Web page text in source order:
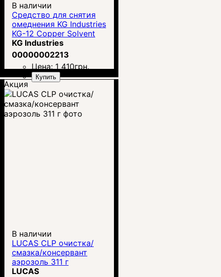
В наличии
Средство для снятия
омеднения KG Industries
KG-12 Copper Solvent
KG Industries
00000002213
Цена:1 410грн.
Купить
Акция
В наличии
LUCAS CLP очистка/
смазка/консервант
аэрозоль 311 г
LUCAS